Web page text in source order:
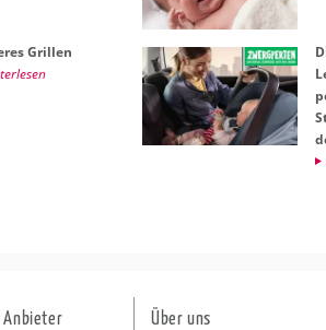
Gril­len
Anbieter Über uns